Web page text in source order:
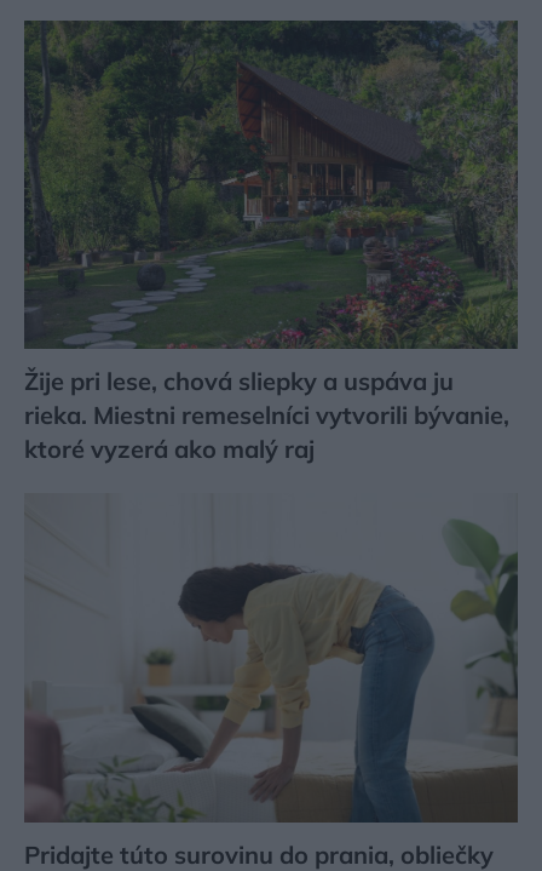
Žije pri lese, chová sliepky a uspáva ju
rieka. Miestni remeselníci vytvorili bývanie,
ktoré vyzerá ako malý raj
Pridajte túto surovinu do prania, obliečky